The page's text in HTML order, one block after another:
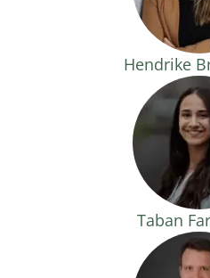
Hendrike
Taban